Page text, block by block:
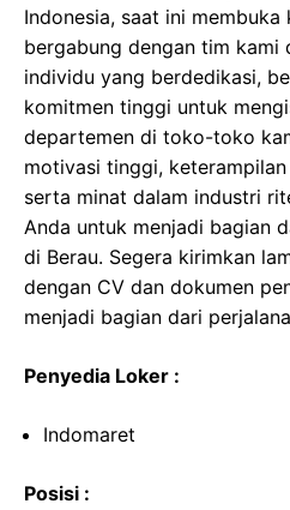
Indonesia, saat ini
bergabung dengan tim kami
individu yang berdedikasi,
komitmen tinggi untuk
departemen di toko-toko
motivasi tinggi,
serta minat dalam industri
Anda untuk menjadi bagian
di Berau. Segera kirimkan
dengan CV dan dokumen
menjadi bagian dari
Penyedia Loker :
Indomaret
Posisi :